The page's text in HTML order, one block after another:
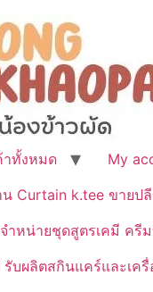
ทั้งหมด My
น Curtain k.tee ขาย
น่ายชุดสูตรเคมี ครีมบ
บผลิตสกินแคร์และเครื่